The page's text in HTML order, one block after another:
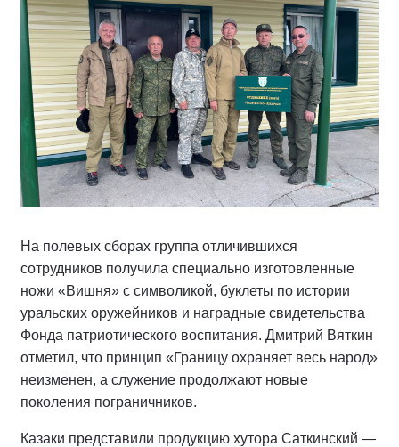
На полевых сборах группа отличившихся
сотрудников получила специально изготовленные
ножи «Вишня» с символикой, буклеты по истории
уральских оружейников и наградные свидетельства
Фонда патриотического воспитания. Дмитрий Вяткин
отметил, что принцип «Границу охраняет весь народ»
неизменен, а служение продолжают новые
поколения пограничников.
Казаки представили продукцию хутора Саткинский —